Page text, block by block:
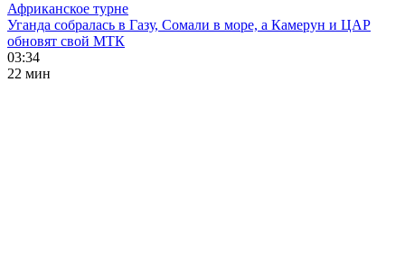
Африканское турне
Уганда собралась в Газу, Сомали в море, а Камерун и ЦАР
обновят свой МТК
03:34
22 мин